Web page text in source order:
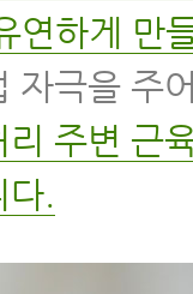
연하게 만
자극을 주
리 주변 근
다.